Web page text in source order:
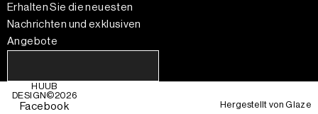
Erhalten Sie die neuesten
Nachrichten und exklusiven
Angebote
HUUB
DESIGN©2026
Facebook
Hergestellt vonGlaze